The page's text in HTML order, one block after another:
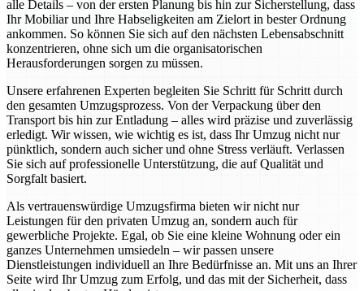
alle Details – von der ersten Planung bis hin zur Sicherstellung, dass
Ihr Mobiliar und Ihre Habseligkeiten am Zielort in bester Ordnung
ankommen. So können Sie sich auf den nächsten Lebensabschnitt
konzentrieren, ohne sich um die organisatorischen
Herausforderungen sorgen zu müssen.
Unsere erfahrenen Experten begleiten Sie Schritt für Schritt durch
den gesamten Umzugsprozess. Von der Verpackung über den
Transport bis hin zur Entladung – alles wird präzise und zuverlässig
erledigt. Wir wissen, wie wichtig es ist, dass Ihr Umzug nicht nur
pünktlich, sondern auch sicher und ohne Stress verläuft. Verlassen
Sie sich auf professionelle Unterstützung, die auf Qualität und
Sorgfalt basiert.
Als vertrauenswürdige Umzugsfirma bieten wir nicht nur
Leistungen für den privaten Umzug an, sondern auch für
gewerbliche Projekte. Egal, ob Sie eine kleine Wohnung oder ein
ganzes Unternehmen umsiedeln – wir passen unsere
Dienstleistungen individuell an Ihre Bedürfnisse an. Mit uns an Ihrer
Seite wird Ihr Umzug zum Erfolg, und das mit der Sicherheit, dass